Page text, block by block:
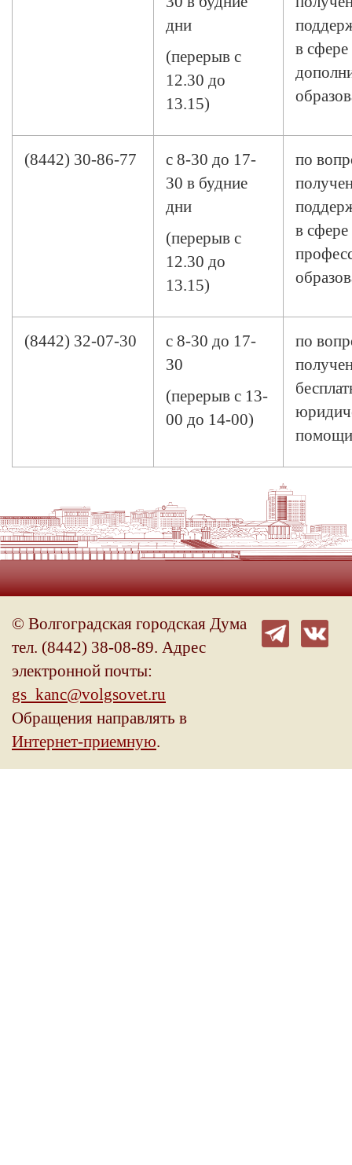
дни
(перерыв с
12.30 до
13.15)
в сфере
(8442) 30-86-77
с 8-30 до 17-
30 в будние
дни
(перерыв с
12.30 до
13.15)
по
в сфере
(8442) 32-07-30
с 8-30 до 17-
30
(перерыв с 13-
00 до 14-00)
по
помощи
© Волгоградская городская Дума
тел. (8442) 38-08-89. Адрес
электронной почты:
gs_kanc@volgsovet.ru
Обращения направлять в
Интернет-приемную.